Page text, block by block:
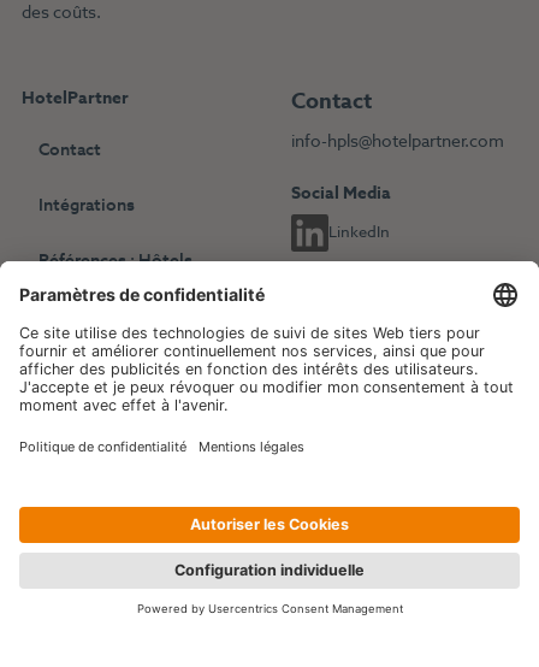
des coûts.
HotelPartner
Contact
Intégrations
Références : Hôtels
indépendants
Références : Chaînes
hôtelières
Blog
Evénements
Contact
info-hpls@hotelpartner.com
Social Media
LinkedIn
Choisissez une autre langue
English Deutsch